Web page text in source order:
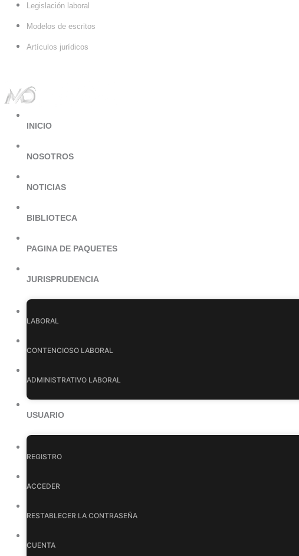
Legislación laboral
Modelos de escritos
Artículos jurídicos
INICIO
NOSOTROS
NOTICIAS
BIBLIOTECA
PAGINA DE PAQUETES
JURISPRUDENCIA
LABORAL
CONTENCIOSO LABORAL
ADMINISTRATIVO LABORAL
USUARIO
REGISTRO
ACCEDER
RESTABLECER LA CONTRASEÑA
CUENTA
Search